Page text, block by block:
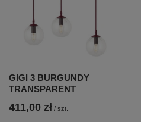
GIGI 3 BURGUNDY
TRANSPARENT
411,00 zł / szt.